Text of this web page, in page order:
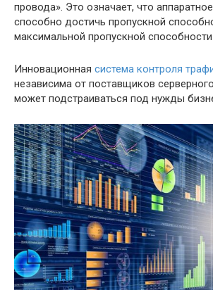
провода». Это означает, что
способно достичь пропускной
максимальной пропускной способности
Инновационная система контроля
независима от поставщиков
может подстраиваться под нужды